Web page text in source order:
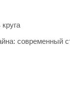
современный